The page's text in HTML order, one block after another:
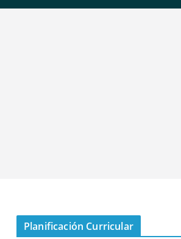
Planificación Curricular